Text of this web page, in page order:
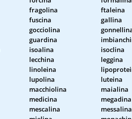
fragolina
ftaleina
fuscina
gallina
gocciolina
guardina
isoalina
isoclina
lecchina
leggina
linoleina
lupolina
luteina
macchiolina
maialina
medicina
megadina
mescalina
messalina